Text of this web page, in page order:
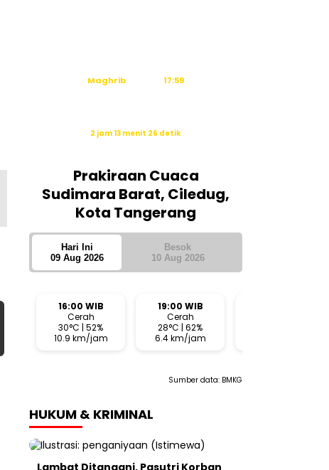
Maghrib
17:59
2 jam 13 menit 25 detik
Prakiraan Cuaca
Sudimara Barat, Ciledug,
Kota Tangerang
Hari Ini
09 Aug 2026
Besok
10 Aug 2026
16:00 WIB
Cerah
30°C | 52%
10.9 km/jam
19:00 WIB
Cerah
28°C | 62%
6.4 km/jam
Sumber data: BMKG
HUKUM & KRIMINAL
Lambat Ditangani, Pasutri Korban